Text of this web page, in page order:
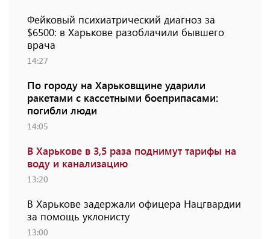
Фейковый психиатрический диагноз за
$6500: в Харькове разоблачили бывшего
врача
14:27
По городу на Харьковщине ударили
ракетами с кассетными боеприпасами:
погибли люди
14:05
В Харькове в 3,5 раза поднимут тарифы на
воду и канализацию
13:20
В Харькове задержали офицера Нацгвардии
за помощь уклонисту
13:00